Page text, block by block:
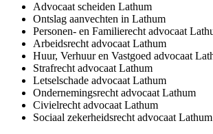
Advocaat scheiden Lathum
Ontslag aanvechten in Lathum
Personen- en Familierecht advocaat
Arbeidsrecht advocaat Lathum
Huur, Verhuur en Vastgoed advocaat
Strafrecht advocaat Lathum
Letselschade advocaat Lathum
Ondernemingsrecht advocaat Lathum
Civielrecht advocaat Lathum
Sociaal zekerheidsrecht advocaat Lathum